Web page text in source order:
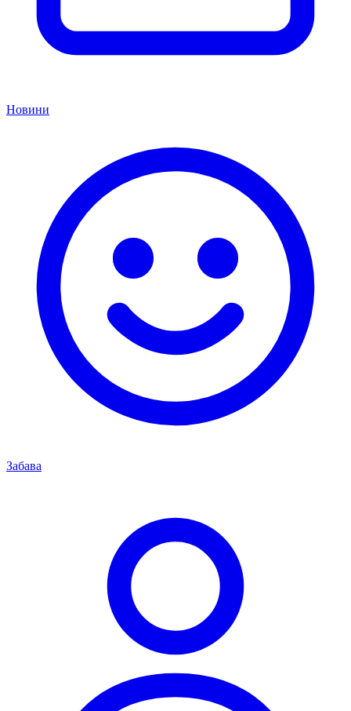
Новини
Забава